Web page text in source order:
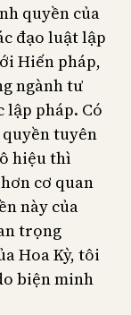
quyền của
đạo luật lập
Hiến pháp,
ngành tư
lập pháp. Có
tuyên
hiệu thì
cơ quan
này của
trọng
Hoa Kỳ, tôi
biện minh